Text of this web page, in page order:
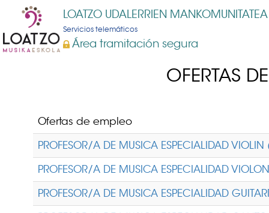
LOATZO UDALERRIEN MANKOMUNITATEA
Servicios telemáticos
Área tramitación segura
OFERTAS
Ofertas de empleo
PROFESOR/A DE MUSICA ESPECIALIDAD
PROFESOR/A DE MUSICA ESPECIALIDAD
PROFESOR/A DE MUSICA ESPECIALIDAD